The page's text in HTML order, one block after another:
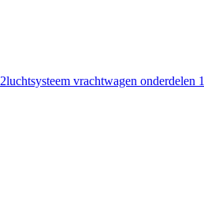
2luchtsysteem vrachtwagen onderdelen 1